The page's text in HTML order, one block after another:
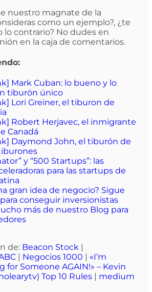
nuestro magnate de la
como un ejemplo?, ¿te
lo contrario? No dudes en
en la caja de comentarios.
Mark Cuban: lo bueno y lo
tiburón único
Lori Greiner, el tiburon de
Robert Herjavec, el inmigrante
Canadá
Daymond John, el tiburón de
y “500 Startups”: las
para las startups de
gran idea de negocio? Sigue
conseguir inversionistas
más de nuestro Blog para
de: Beacon Stock|
| Negocios 1000
«I’m
for Someone AGAIN!» – Kevin
Top 10 Rules| medium